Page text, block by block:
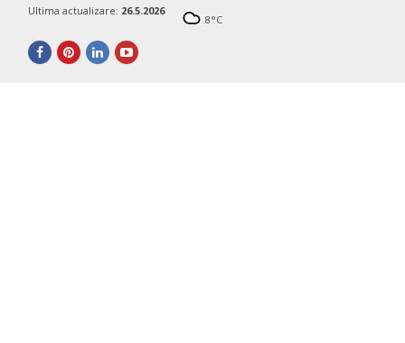
Ultima actualizare: 26.5.2026
8°C